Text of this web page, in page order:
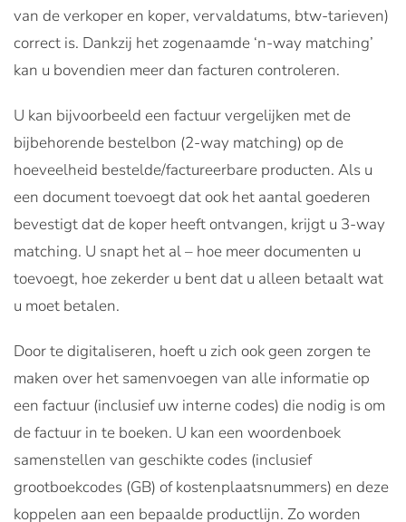
van de verkoper en koper, vervaldatums, btw-tarieven)
correct is. Dankzij het zogenaamde ‘n-way matching’
kan u bovendien meer dan facturen controleren.
U kan bijvoorbeeld een factuur vergelijken met de
bijbehorende bestelbon (2-way matching) op de
hoeveelheid bestelde/factureerbare producten. Als u
een document toevoegt dat ook het aantal goederen
bevestigt dat de koper heeft ontvangen, krijgt u 3-way
matching. U snapt het al – hoe meer documenten u
toevoegt, hoe zekerder u bent dat u alleen betaalt wat
u moet betalen.
Door te digitaliseren, hoeft u zich ook geen zorgen te
maken over het samenvoegen van alle informatie op
een factuur (inclusief uw interne codes) die nodig is om
de factuur in te boeken. U kan een woordenboek
samenstellen van geschikte codes (inclusief
grootboekcodes (GB) of kostenplaatsnummers) en deze
koppelen aan een bepaalde productlijn. Zo worden